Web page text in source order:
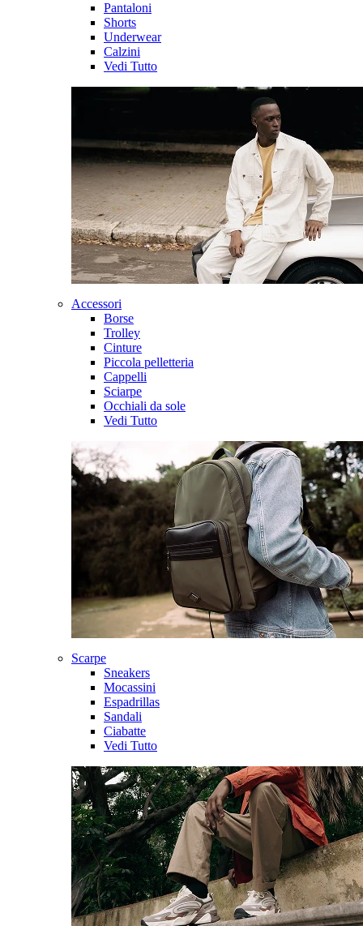
Pantaloni
Shorts
Underwear
Calzini
Vedi Tutto
Accessori
Borse
Trolley
Cinture
Piccola pelletteria
Cappelli
Sciarpe
Occhiali da sole
Vedi Tutto
Scarpe
Sneakers
Mocassini
Espadrillas
Sandali
Ciabatte
Vedi Tutto